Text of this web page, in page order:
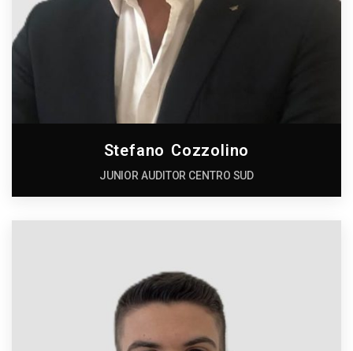
Stefano Cozzolino
JUNIOR AUDITOR CENTRO SUD